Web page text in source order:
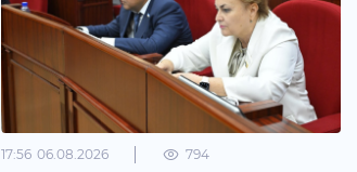
17:56 06.08.2026 794